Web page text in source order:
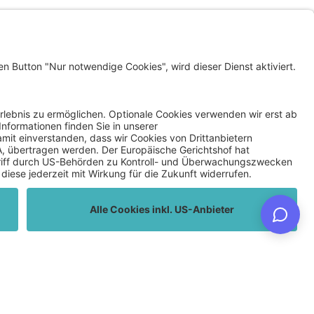
KLAGENFURT WOHNEN
INVEST IN KLAGENFURT
SMART CLIMATE LAB
Datenschutz Privatsphäre